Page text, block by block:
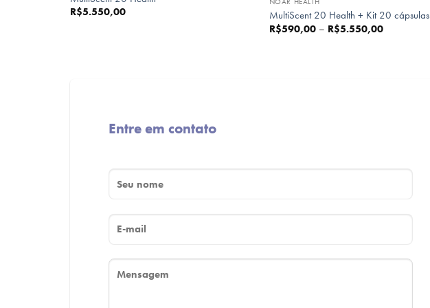
R$5.550,00
MultiScent 20 Health + Kit 20 cápsulas
R$590,00 – R$5.550,00Price
Entre em contato